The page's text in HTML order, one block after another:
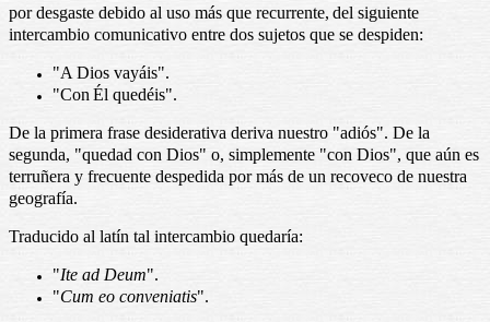
por desgaste debido al uso más que recurrente, del siguiente
intercambio comunicativo entre dos sujetos que se despiden:
"A Dios vayáis".
"Con Él quedéis".
De la primera frase desiderativa deriva nuestro "adiós". De la
segunda, "quedad con Dios" o, simplemente "con Dios", que aún es
terruñera y frecuente despedida por más de un recoveco de nuestra
geografía.
Traducido al latín tal intercambio quedaría:
"Ite ad Deum".
"Cum eo conveniatis".